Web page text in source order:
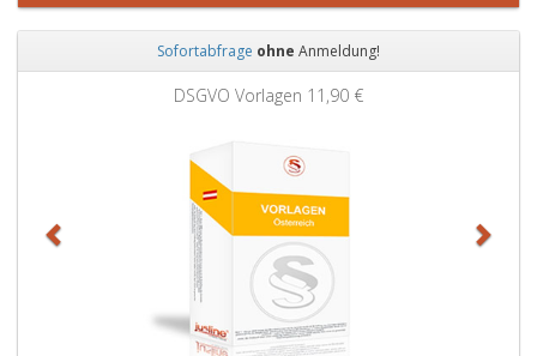
Sofortabfrage ohne Anmeldung!
DSGVO Vorlagen 11,90 €